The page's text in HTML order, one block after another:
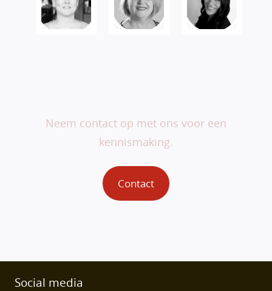
Neem contact op met ons voor een
kennismaking.
Contact
Social media